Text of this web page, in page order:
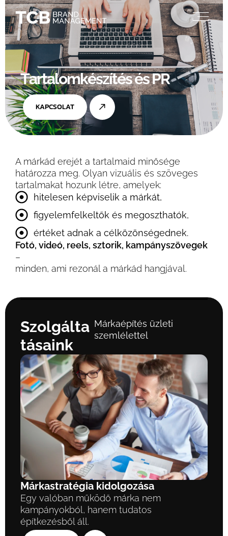
TartalomkészítésésPR
KAPCSOLAT
A márkád erejét a tartalmaid minősége
határozza meg. Olyan vizuális és szöveges
tartalmakat hozunk létre, amelyek:
hitelesen képviselik a márkát,
figyelemfelkeltők és megoszthatók,
értéket adnak a célközönségednek.
Fotó, videó, reels, sztorik, kampányszövegek
–
minden, ami rezonál a márkád hangjával.
Szolgálta
tásaink
Márkaépítés üzleti
szemlélettel
Márkastratégia kidolgozása
Egy valóban működő márka nem
kampányokból, hanem tudatos
építkezésből áll.